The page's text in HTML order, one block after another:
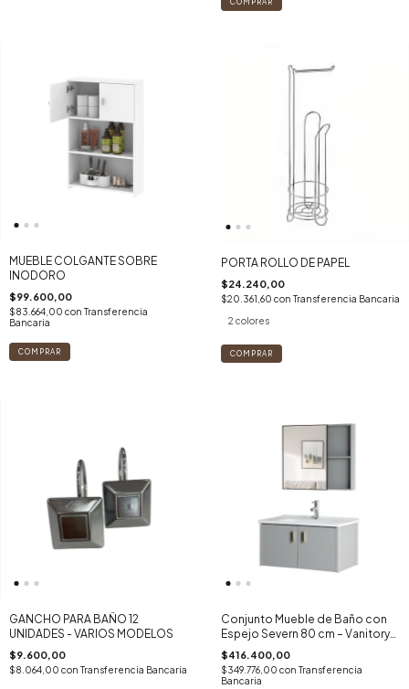
MUEBLE COLGANTE SOBRE
INODORO
$99.600,00
$83.664,00 con Transferencia
Bancaria
PORTA ROLLO DE PAPEL
$24.240,00
$20.361,60 con Transferencia Bancaria
2 colores
COMPRAR
GANCHO PARA BAÑO 12
UNIDADES - VARIOS MODELOS
$9.600,00
$8.064,00 con Transferencia Bancaria
Conjunto Mueble de Baño con
Espejo Severn 80 cm – Vanitory
Suspendido Moderno
$416.400,00
$349.776,00 con Transferencia
Bancaria